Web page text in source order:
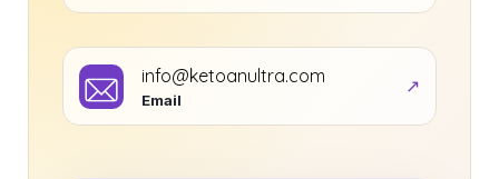
Email
info@ketoanultra.com